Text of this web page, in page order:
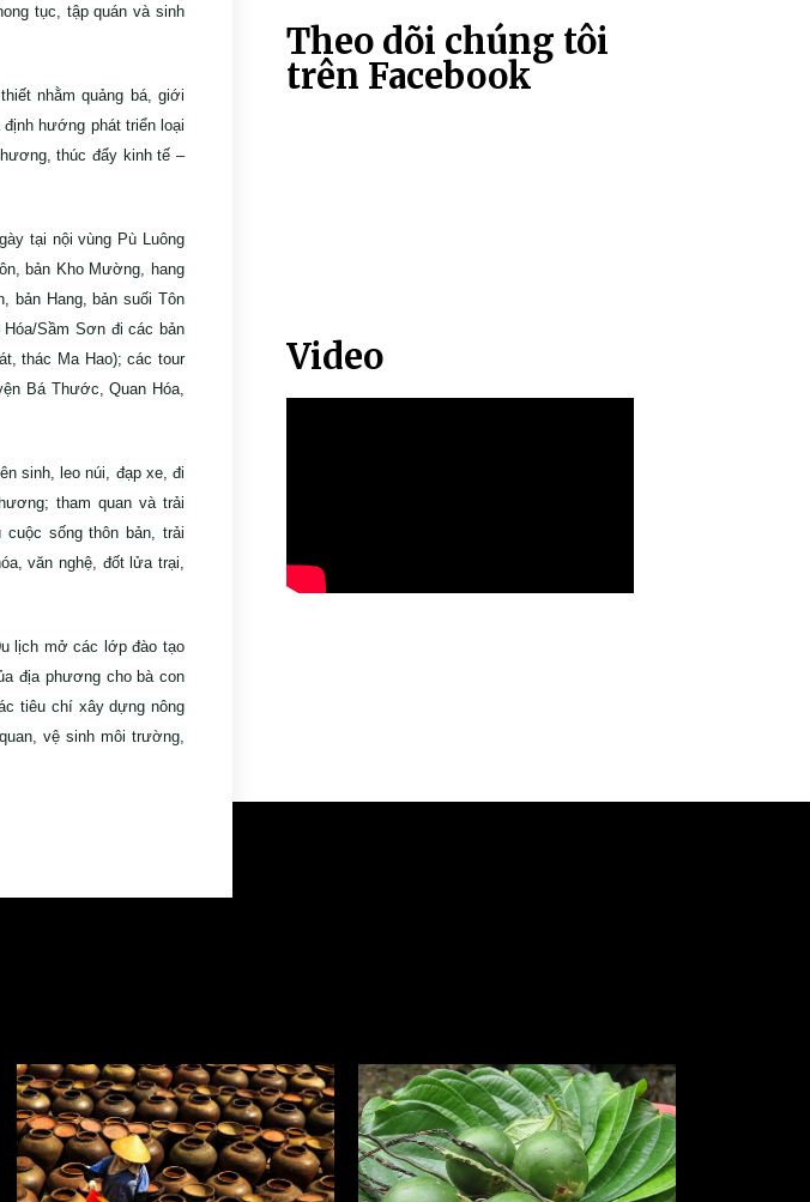
tục, tập quán và sinh
nhằm quảng bá, giới
hướng phát triển loại
thúc đẩy kinh tế –
tại nội vùng Pù Luông
bản Kho Mường, hang
bản Hang, bản suối Tôn
Sầm Sơn đi các bản
thác Ma Hao); các tour
Bá Thước, Quan Hóa,
sinh, leo núi, đạp xe, đi
tham quan và trải
sống thôn bản, trải
văn nghệ, đốt lửa trại,
lịch mở các lớp đào tạo
địa phương cho bà con
tiêu chí xây dựng nông
vệ sinh môi trường,
Theo dõi chúng tôi
trên Facebook
Video